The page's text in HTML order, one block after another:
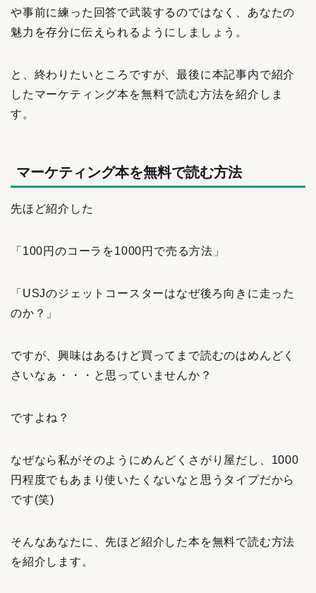
や事前に練った回答で武装するのではなく、あなたの
魅力を存分に伝えられるようにしましょう。
と、終わりたいところですが、最後に本記事内で紹介
したマーケティング本を無料で読む方法を紹介しま
す。
マーケティング本を無料で読む方法
先ほど紹介した
「100円のコーラを1000円で売る方法」
「USJのジェットコースターはなぜ後ろ向きに走った
のか？」
ですが、興味はあるけど買ってまで読むのはめんどく
さいなぁ・・・と思っていませんか？
ですよね？
なぜなら私がそのようにめんどくさがり屋だし、1000
円程度でもあまり使いたくないなと思うタイプだから
です(笑)
そんなあなたに、先ほど紹介した本を無料で読む方法
を紹介します。